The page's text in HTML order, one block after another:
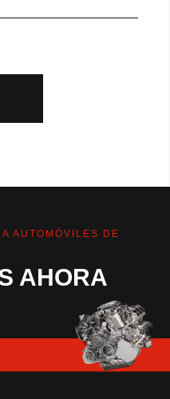
AUTOMÓVILES DE
AHORA